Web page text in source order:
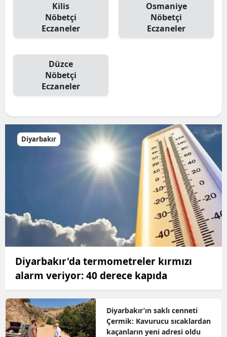
Kilis
Nöbetçi
Eczaneler
Osmaniye
Nöbetçi
Eczaneler
Düzce
Nöbetçi
Eczaneler
Diyarbakır
Diyarbakır'da termometreler kırmızı
alarm veriyor: 40 derece kapıda
Diyarbakır’ın saklı cenneti
Çermik: Kavurucu sıcaklardan
kaçanların yeni adresi oldu